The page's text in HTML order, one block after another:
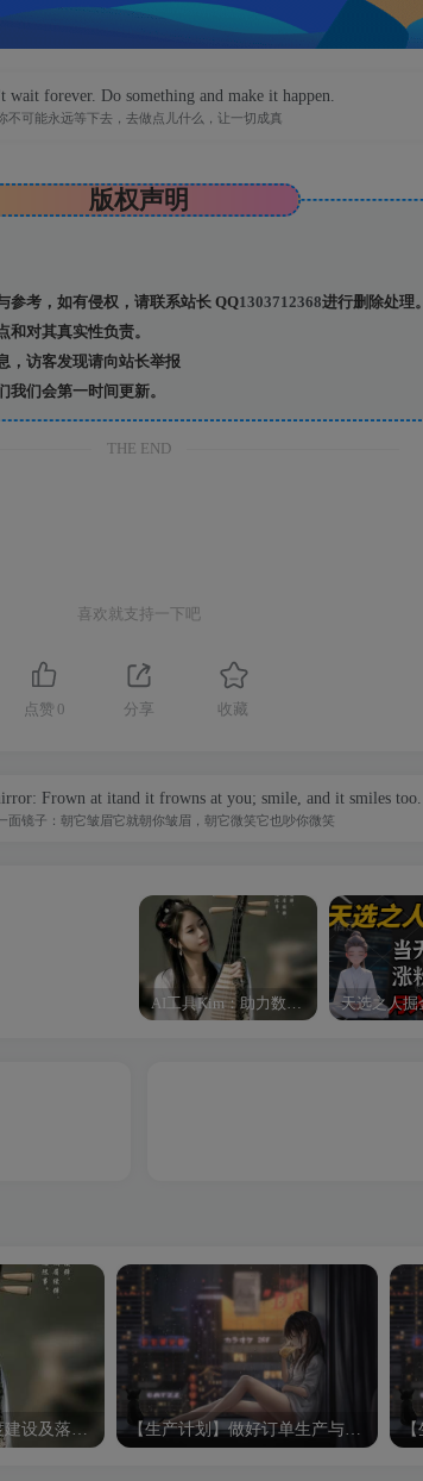
wait forever. Do something and make it happen.
不可能永远等下去，去做点儿什么，让一切成真
版权声明
参考，如有侵权，请联系站长 QQ1303712368进行删除处理。
对其真实性负责。
，访客发现请向站长举报
们会第一时间更新。
THE END
喜欢就支持一下吧
点赞 0 分享 收藏
Frown at itand it frowns at you; smile, and it smiles too.
面镜子：朝它皱眉它就朝你皱眉，朝它微笑它也吵你微笑
AI工具Kim：助力数字化转型的智能助手
【刘寿红】班组制度建设及落地执行方略（4集） 【生产计划】做好订单生产与跟单的关键点